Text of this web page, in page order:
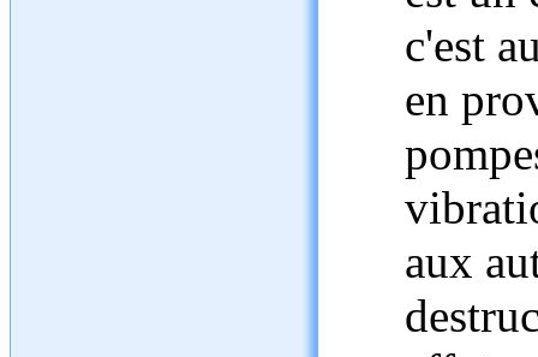
c'est
en
aux